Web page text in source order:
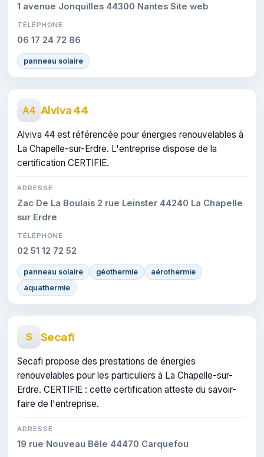
1 avenue Jonquilles 44300 Nantes Site web
TÉLÉPHONE
06 17 24 72 86
panneau solaire
A4 Alviva 44
Alviva 44 est référencée pour énergies renouvelables à
La Chapelle-sur-Erdre. L'entreprise dispose de la
certification CERTIFIE.
ADRESSE
Zac De La Boulais 2 rue Leinster 44240 La Chapelle
sur Erdre
TÉLÉPHONE
02 51 12 72 52
panneau solaire géothermie
aérothermie
aquathermie
S Secafi
Secafi propose des prestations de énergies
renouvelables pour les particuliers à La Chapelle-sur-
Erdre. CERTIFIE : cette certification atteste du savoir-
faire de l'entreprise.
ADRESSE
19 rue Nouveau Bêle 44470 Carquefou